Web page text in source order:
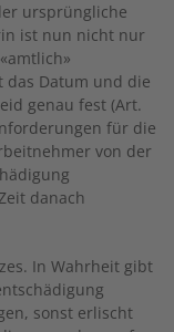
ursprüngliche
ist nun nicht nur
Datum und die
genau fest (Art.
für die
von der
danach
In Wahrheit gibt
sonst erlischt